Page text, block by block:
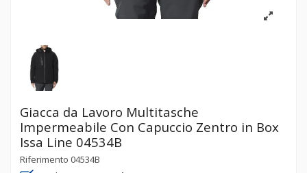
Giacca da Lavoro Multitasche
Impermeabile Con Capuccio Zentro in Box
Issa Line 04534B
Riferimento 04534B